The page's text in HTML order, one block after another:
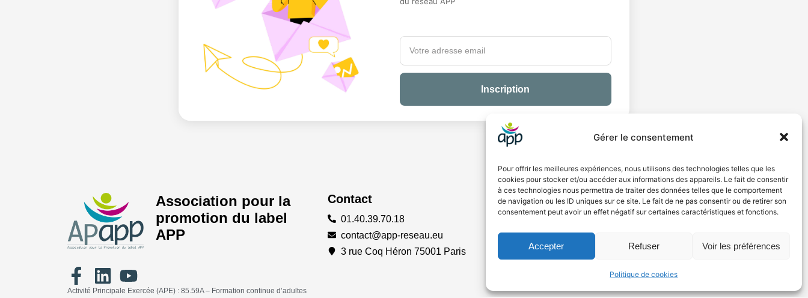
Gérer le consentement
Pour offrir les meilleures expériences, nous utilisons des technologies telles que les
cookies pour stocker et/ou accéder aux informations des appareils. Le fait de consentir
à ces technologies nous permettra de traiter des données telles que le comportement
de navigation ou les ID uniques sur ce site. Le fait de ne pas consentir ou de retirer son
consentement peut avoir un effet négatif sur certaines caractéristiques et fonctions.
Accepter Refuser Voir les préférences
Politique de cookies
Inscription
Association pour la
promotion du label
APP
Activité Principale Exercée (APE) : 85.59A – Formation continue d’adultes
Informations
Mentions légales
CGV
Contact
01.40.39.70.18
contact@app-reseau.eu
3 rue Coq Héron 75001 Paris